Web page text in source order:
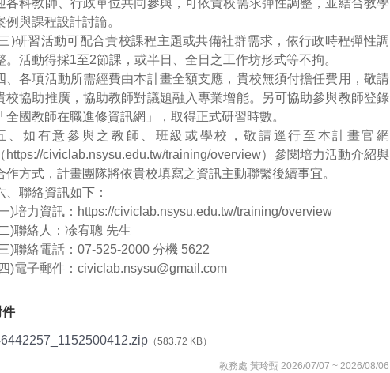
各科教師、行政單位共同參與，可依貴校需求彈性調整，並結合教學
例與課程設計討論。
)研習活動可配合貴校課程主題或共備社群需求，依行政時程彈性調
。活動得採1至2節課，或半日、全日之工作坊形式等不拘。
、各項活動所需經費由本計畫全額支應，貴校無須付擔任費用，敬請
校協助推廣，協助教師對議題融入專業增能。另可協助參與教師登錄
「全國教師在職進修資訊網」，取得正式研習時數。
、如有意參與之教師、班級或學校，敬請逕行至本計畫官網
（https://civiclab.nsysu.edu.tw/training/overview）參閱培力活動介紹與
作方式，計畫團隊將依貴校填寫之資訊主動聯繫後續事宜。
、聯絡資訊如下：
)培力資訊：https://civiclab.nsysu.edu.tw/training/overview
)聯絡人：凃宥聰 先生
)聯絡電話：07-525-2000 分機 5622
)電子郵件：civiclab.nsysu@gmail.com
件
（583.72 KB）
教務處 黃玲甄 2026/07/07 ~ 2026/08/06